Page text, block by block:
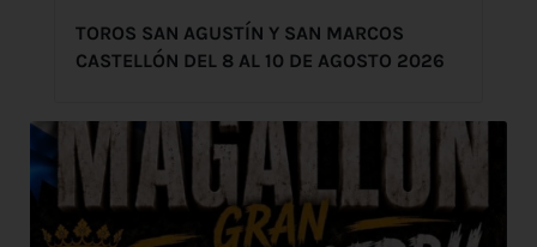
TOROS SAN AGUSTÍN Y SAN MARCOS
CASTELLÓN DEL 8 AL 10 DE AGOSTO 2026